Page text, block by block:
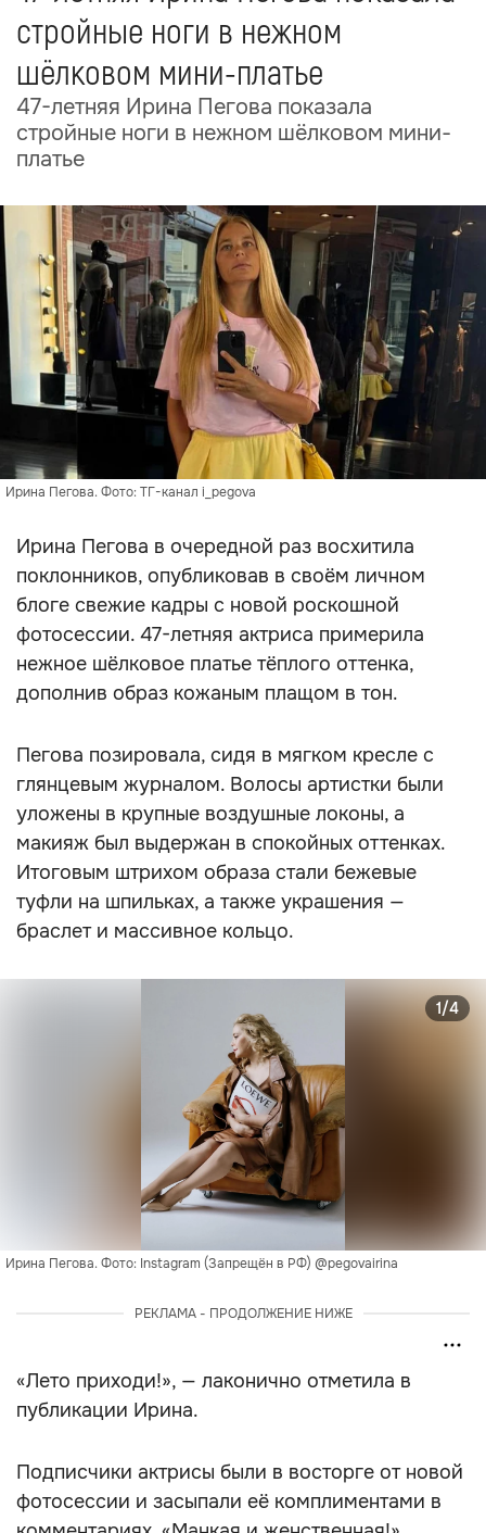
стройные ноги в нежном
шёлковом мини-платье
47-летняя Ирина Пегова показала
стройные ноги в нежном шёлковом мини-
платье
Ирина Пегова. Фото: ТГ-канал i_pegova
Ирина Пегова в очередной раз восхитила
поклонников, опубликовав в своём личном
блоге свежие кадры с новой роскошной
фотосессии. 47-летняя актриса примерила
нежное шёлковое платье тёплого оттенка,
дополнив образ кожаным плащом в тон.
Пегова позировала, сидя в мягком кресле с
глянцевым журналом. Волосы артистки были
уложены в крупные воздушные локоны, а
макияж был выдержан в спокойных оттенках.
Итоговым штрихом образа стали бежевые
туфли на шпильках, а также украшения —
браслет и массивное кольцо.
Ирина Пегова. Фото: Instagram (Запрещён в РФ) @pegovairina
1/4
РЕКЛАМА - ПРОДОЛЖЕНИЕ НИЖЕ
«Лето приходи!», — лаконично отметила в
публикации Ирина.
Подписчики актрисы были в восторге от новой
фотосессии и засыпали её комплиментами в